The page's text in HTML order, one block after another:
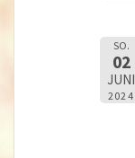
SO.
02
JUNI
2024